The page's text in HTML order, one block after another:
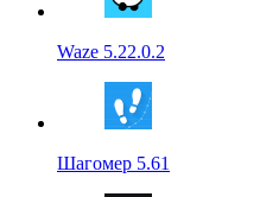
Waze 5.22.0.2
Шагомер 5.61